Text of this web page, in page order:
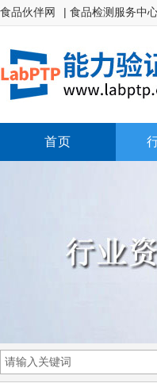
食品伙伴网 | 食品检测服务中
首页